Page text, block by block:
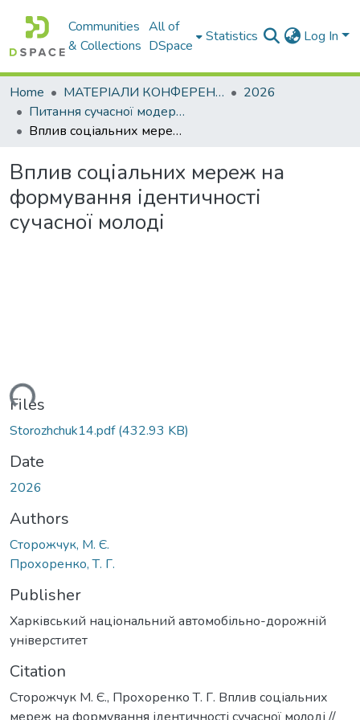
Communities
& Collections
All of
DSpace
Statistics Log In
Home МАТЕРІАЛИ КОНФЕРЕНЦІЙ
2026
Питання сучасної модернізації науки та освіти– 2026. Частина 5
Вплив соціальних мереж на формування ідентичності сучасної молоді
Вплив соціальних мереж на
формування ідентичності
сучасної молоді
Files
Storozhchuk14.pdf(432.93 KB)
Date
2026
Authors
Сторожчук, М. Є.
Прохоренко, Т. Г.
Publisher
Харківський національний автомобільно-дорожній
універститет
Citation
Сторожчук М. Є., Прохоренко Т. Г. Вплив соціальних